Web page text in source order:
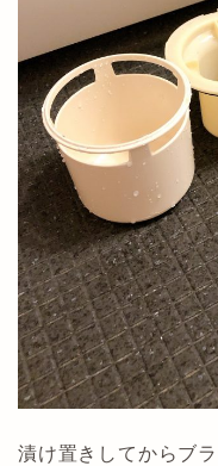
漬け置きしてからブ